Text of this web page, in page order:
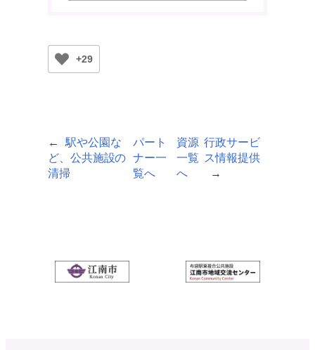
+29
←
駅や公園な
ど、公共施設の
清掃
パート
ナー一
覧へ
資源
一覧
へ
行政サービ
ス情報提供
→